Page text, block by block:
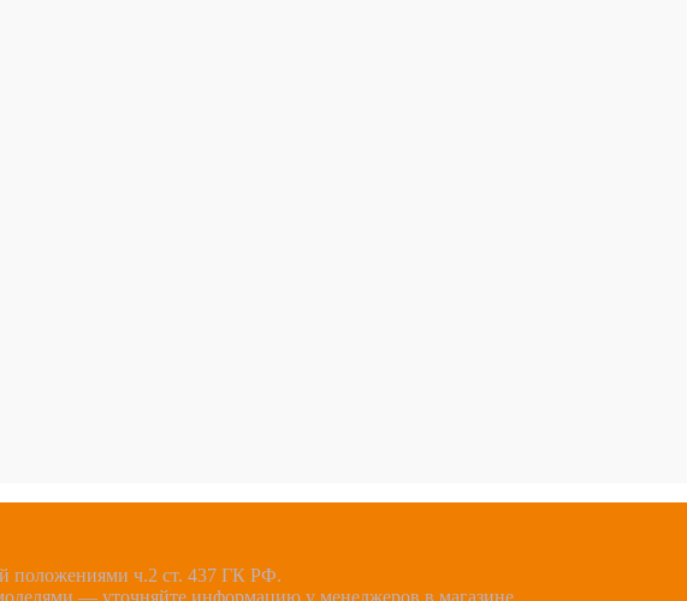
положениями ч.2 ст. 437 ГК РФ.
— уточняйте информацию у менеджеров в магазине.